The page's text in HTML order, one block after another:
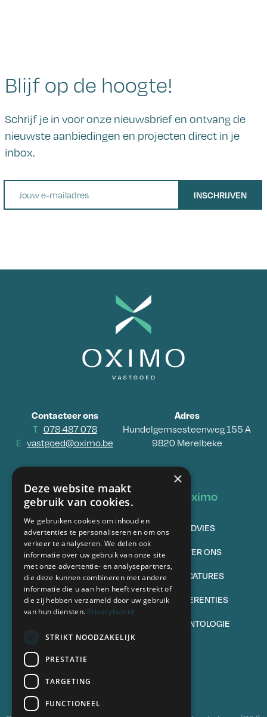
Blijf op de hoogte!
Schrijf je in voor onze nieuwsbrief en ontvang de
nieuwste aanbiedingen en projecten direct in je
inbox.
INSCHRIJVEN
Contacteer ons
T 078 487 078
E vastgoed@oximo.be
Adres
Hundelgemsesteenweg 155 A
9820 Merelbeke
Vastgoed
TE KOOP
VERKOPEN
TE HUUR
VERHUREN
Oximo
ADVIES
OVER ONS
VACATURES
REFERENTIES
DEONTOLOGIE
Volg ons
×
Deze website maakt
gebruik van cookies.
We gebruiken cookies om inhoud en
advertenties te personaliseren en om ons
verkeer te analyseren. We delen ook
informatie over uw gebruik van onze site
met onze advertentie- en analysepartners,
die deze kunnen combineren met andere
informatie die u aan hen heeft verstrekt of
die zij hebben verzameld door uw gebruik
van hun diensten. Privacybeleid
STRIKT NOODZAKELIJK
PRESTATIE
TARGETING
FUNCTIONEEL